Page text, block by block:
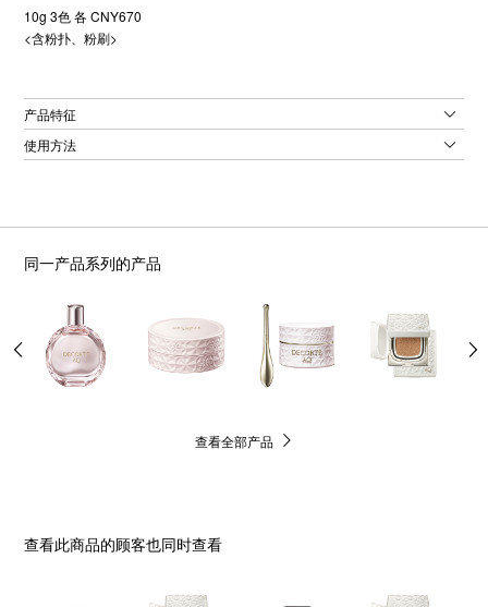
10g 3色 各 CNY670
<含粉扑、粉刷>
产品特征
使用方法
同一产品系列的产品
查看全部产品
查看此商品的顾客也同时查看